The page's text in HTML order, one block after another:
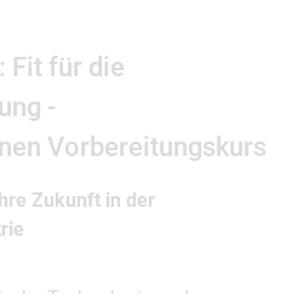
Fit für die
-
Vorbereitungskurs
Zukunft in der